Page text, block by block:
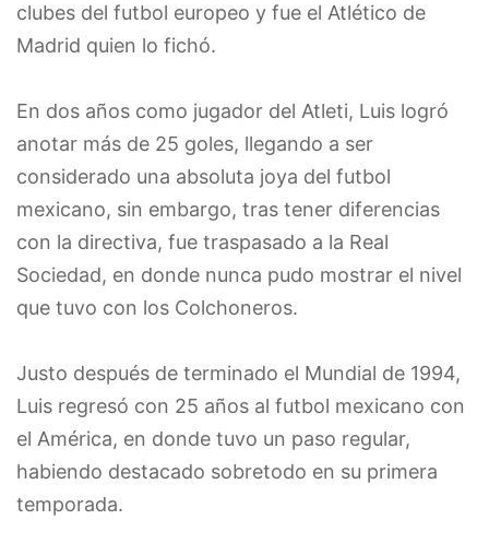
clubes del futbol europeo y fue el Atlético de
Madrid quien lo fichó.
En dos años como jugador del Atleti, Luis logró
anotar más de 25 goles, llegando a ser
considerado una absoluta joya del futbol
mexicano, sin embargo, tras tener diferencias
con la directiva, fue traspasado a la Real
Sociedad, en donde nunca pudo mostrar el nivel
que tuvo con los Colchoneros.
Justo después de terminado el Mundial de 1994,
Luis regresó con 25 años al futbol mexicano con
el América, en donde tuvo un paso regular,
habiendo destacado sobretodo en su primera
temporada.